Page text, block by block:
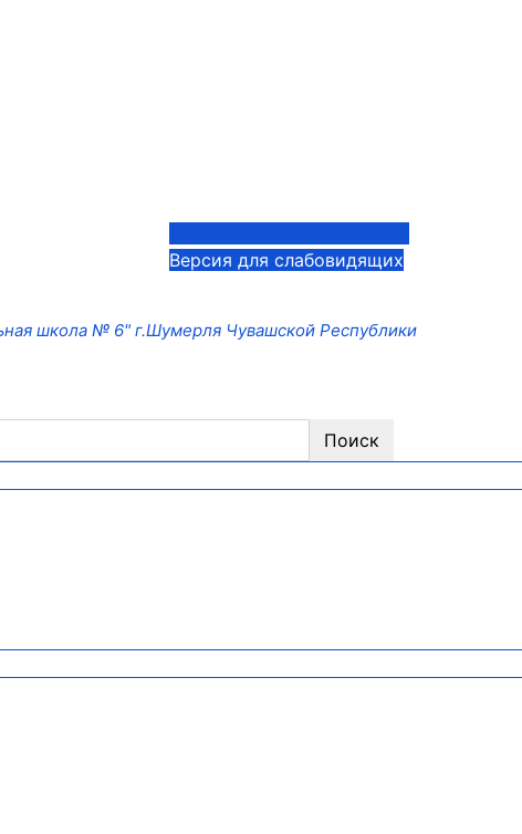
Версия для слабовидящих
школа № 6" г.Шумерля Чувашской Республики
Поиск